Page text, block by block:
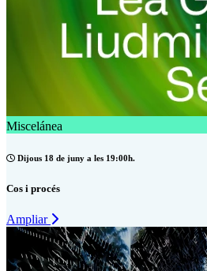
Miscelánea
Dijous 18 de juny a les 19:00h.
Cos i procés
Ampliar